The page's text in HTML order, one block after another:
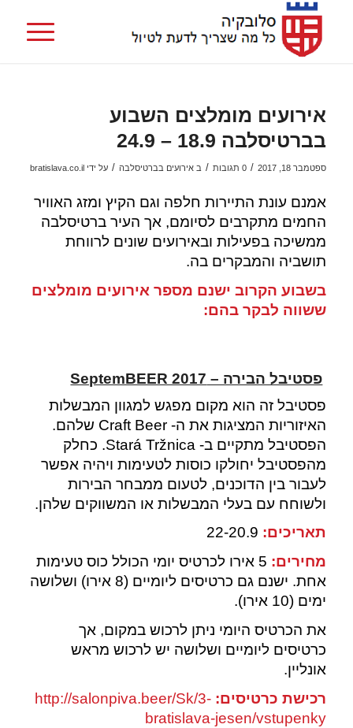
אירועים מומלצים השבוע
בברטיסלבה 18.9 – 24.9
ספטמבר 18, 2017 / 0 תגובות / ב אירועים בברטיסלבה / על ידי bratislava.co.il
אמנם עונת התיירות חלפה וגם הקיץ ומזג האוויר
החמים מתקרבים לסיומם, אך העיר ברטיסלבה
ממשיכה בפעילות ובאירועים שונים לרווחת
תושביה והמבקרים בה.
בשבוע הקרוב ישנם מספר אירועים מומלצים
ששווה לבקר בהם:
פסטיבל הבירה – SeptemBEER 2017
פסטיבל זה הוא מקום מפגש למגוון המבשלות
האיזוריות המציגות את ה- Craft Beer שלהם.
הפסטיבל מתקיים ב- Stará Tržnica. כחלק
מהפסטיבל יחולקו כוסות לטעימות ויהיה אפשר
לעבור בין הדוכנים, לטעום ממבחר הבירות
ולשוחח עם בעלי המבשלות או המשווקים שלהן.
תאריכים: 22-20.9
מחירים:
5 אירו לכרטיס יומי הכולל כוס טעימות
אחת. ישנם גם כרטיסים ליומיים (8 אירו) ושלושה
ימים (10 אירו).
את הכרטיס היומי ניתן לרכוש במקום, אך
כרטיסים ליומיים ושלושה יש לרכוש מראש
אונליין.
רכישת כרטיסים: http://salonpiva.beer/Sk/3-
bratislava-jesen/vstupenky